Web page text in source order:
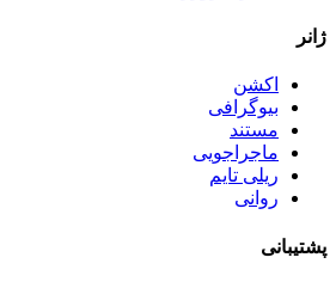
ژانر
اکشن
بیوگرافی
مستند
ماجراجویی
ریلی تایم
روانی
پشتیبانی